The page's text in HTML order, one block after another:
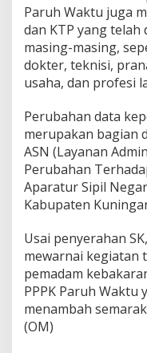
Paruh Waktu juga
dan KTP yang
masing-masing,
dokter, teknisi,
usaha, dan profesi
Perubahan data
merupakan bagian
ASN (Layanan
Perubahan
Aparatur Sipil
Kabupaten
Usai penyerahan
mewarnai kegiatan
pemadam
PPPK Paruh Waktu
menambah
(OM)